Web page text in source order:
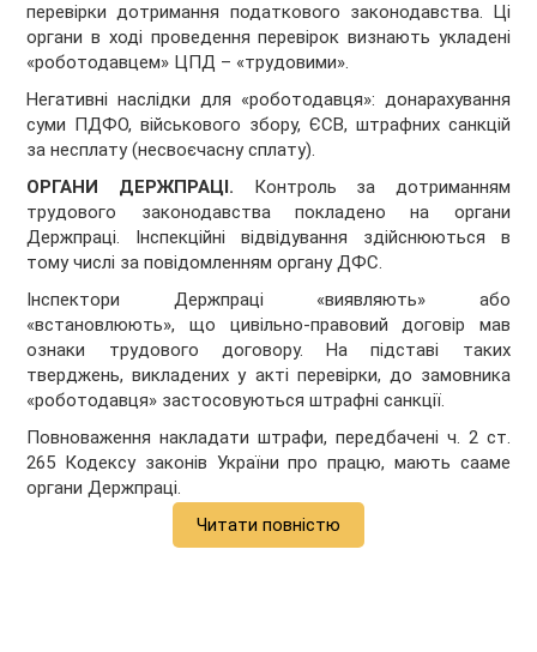
перевірки дотримання податкового законодавства. Ці
органи в ході проведення перевірок визнають укладені
«роботодавцем» ЦПД – «трудовими».
Негативні наслідки для «роботодавця»: донарахування
суми ПДФО, військового збору, ЄСВ, штрафних санкцій
за несплату (несвоєчасну сплату).
ОРГАНИ ДЕРЖПРАЦІ. Контроль за дотриманням
трудового законодавства покладено на органи
Держпраці. Інспекційні відвідування здійснюються в
тому числі за повідомленням органу ДФС.
Інспектори Держпраці «виявляють» або
«встановлюють», що цивільно-правовий договір мав
ознаки трудового договору. На підставі таких
тверджень, викладених у акті перевірки, до замовника
«роботодавця» застосовуються штрафні санкції.
Повноваження накладати штрафи, передбачені ч. 2 ст.
265 Кодексу законів України про працю, мають сааме
органи Держпраці.
Читати повністю